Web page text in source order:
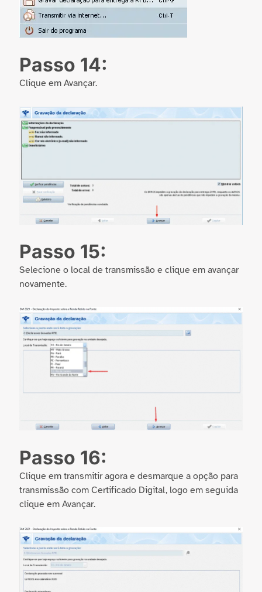
Passo 14:
Clique em Avançar.
Passo 15:
Selecione o local de transmissão e clique em avançar
novamente.
Passo 16:
Clique em transmitir agora e desmarque a opção para
transmissão com Certificado Digital, logo em seguida
clique em Avançar.